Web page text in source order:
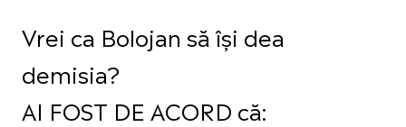
Vrei ca Bolojan să își dea
demisia?
AI FOST DE ACORD că: